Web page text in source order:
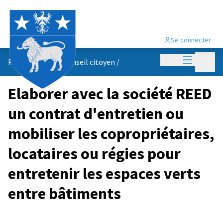
Menu
Se connecter
Propositions du conseil citoyen /
Elaborer avec la société REED
un contrat d'entretien ou
mobiliser les copropriétaires,
locataires ou régies pour
entretenir les espaces verts
entre bâtiments